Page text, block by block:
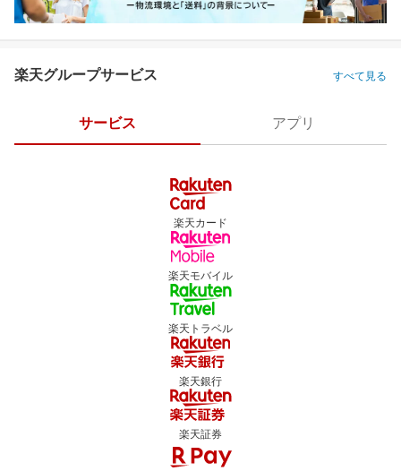
楽天グループサービス すべて見る
サービス アプリ
楽天カード
楽天モバイル
楽天トラベル
楽天銀行
楽天証券